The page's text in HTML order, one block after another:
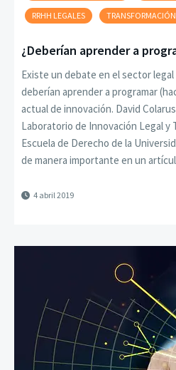
RRHH LEGALES
¿Deberían aprender a
Existe un debate en el sector
deberían aprender a programar
actual de innovación. David
Laboratorio de Innovación Legal y
Escuela de Derecho de la
de manera importante en un
4 abril 2019